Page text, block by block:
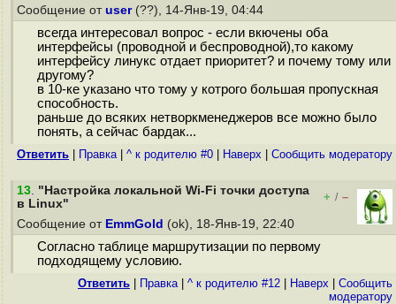
Сообщение от user(??), 14-Янв-19, 04:44
всегда интересовал вопрос - если вкючены оба
интерфейсы (проводной и беспроводной),то какому
интерфейсу линукс отдает приоритет? и почему тому или
другому?
в 10-ке указано что тому у котрого большая пропускная
способность.
раньше до всяких нетворкменеджеров все можно было
понять, а сейчас бардак...
Ответить Правка| ^ к родителю #0 Наверх Cообщить модератору
13. "Настройка локальной Wi-Fi точки доступа
в Linux"
+ / –
Сообщение от EmmGold (ok), 18-Янв-19, 22:40
Согласно таблице маршрутизации по первому
подходящему условию.
Ответить Правка| ^ к родителю #12 Наверх
Cообщить
модератору